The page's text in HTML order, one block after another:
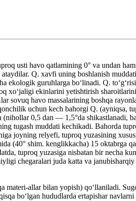
usti havo qatlamining 0° va undan
Q. xavfi uning boshlanish
guruhlarga boʻlinadi. Q.
xoʻjaligi ekinlarini yetishtirish
sovuq havo massalarining boshqa
uchun kech bahorgi Q. (ayniqsa,
0,5 dan — 1,5°da shikastlanadi,
tugash muddati kechikadi. Bahorda
joyning relyefi, tuproq yuzasining
(40° shim. kenglikkacha) 15 oktabrga
tuproq yuzasiga nisbatan bir necha
chegaralari juda katta va
allar bilan yopish) qoʻllaniladi.
boʻlgan hududlarda ertapishar